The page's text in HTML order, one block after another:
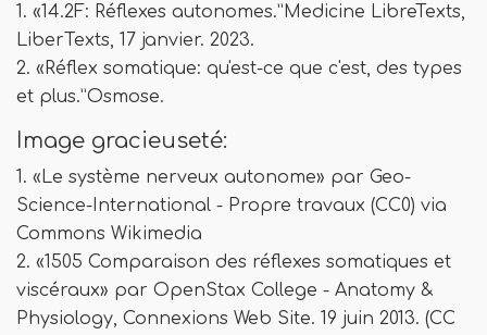
1. «14.2F: Réflexes autonomes.”Medicine LibreTexts,
LiberTexts, 17 janvier. 2023.
2. «Réflex somatique: qu'est-ce que c'est, des types
et plus.”Osmose.
Image gracieuseté:
1. «Le système nerveux autonome» par Geo-
Science-International - Propre travaux (CC0) via
Commons Wikimedia
2. «1505 Comparaison des réflexes somatiques et
viscéraux» par OpenStax College - Anatomy &
Physiology, Connexions Web Site. 19 juin 2013. (CC